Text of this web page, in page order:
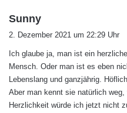
Sunny
a
t
:
2. Dezember 2021 um 22:29 Uhr
Ich glaube ja, man ist ein
Mensch. Oder man ist es eben
Lebenslang und ganzjährig.
Aber man kennt sie natürlich
Herzlichkeit würde ich jetzt nicht